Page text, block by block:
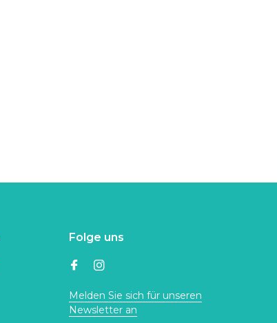
Folge uns
Melden Sie sich für unseren
Newsletter an